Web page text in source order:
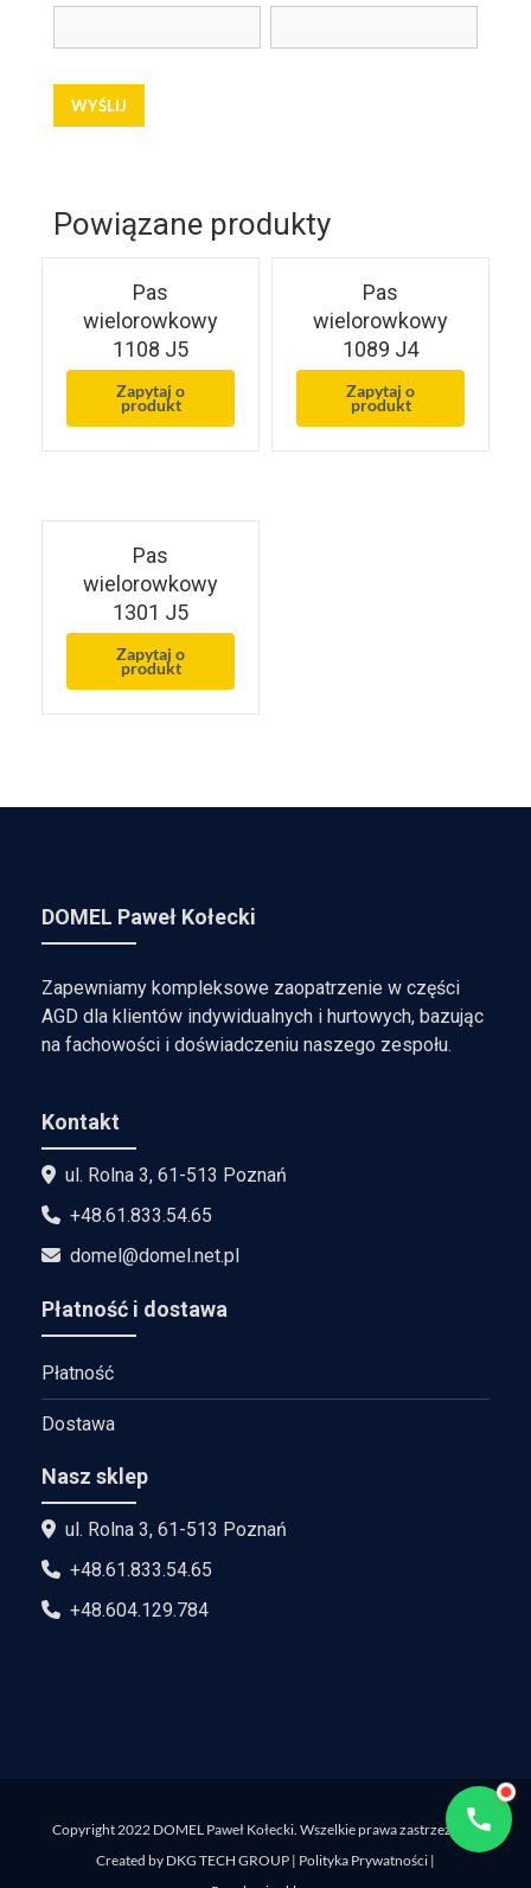
Powiązane produkty
Pas
wielorowkowy
1108 J5
Zapytaj o
produkt
Pas
wielorowkowy
1089 J4
Zapytaj o
produkt
Pas
wielorowkowy
1301 J5
Zapytaj o
produkt
DOMEL Paweł Kołecki
Zapewniamy kompleksowe zaopatrzenie w części
AGD dla klientów indywidualnych i hurtowych, bazując
na fachowości i doświadczeniu naszego zespołu.
Kontakt
ul. Rolna 3, 61-513 Poznań
+48.61.833.54.65
domel@domel.net.pl
Płatność i dostawa
Płatność
Dostawa
Nasz sklep
ul. Rolna 3, 61-513 Poznań
+48.61.833.54.65
+48.604.129.784
Copyright 2022 DOMEL Paweł Kołecki. Wszelkie prawa zastrzeżone.
Created by DKG TECH GROUP | Polityka Prywatności |